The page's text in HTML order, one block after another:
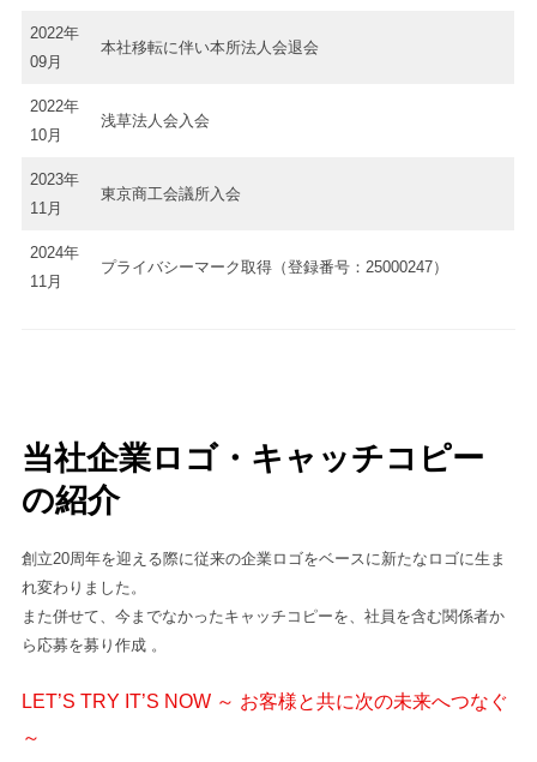
2022年
09月
本社移転に伴い本所法人会退会
2022年
10月
浅草法人会入会
2023年
11月
東京商工会議所入会
2024年
11月
プライバシーマーク取得（登録番号：25000247）
当社企業ロゴ・キャッチコピー
の紹介
創立20周年を迎える際に従来の企業ロゴをベースに新たなロゴに生ま
れ変わりました。
また併せて、今までなかったキャッチコピーを、社員を含む関係者か
ら応募を募り作成 。
LET’S TRY IT’S NOW ～ お客様と共に次の未来へつなぐ
～